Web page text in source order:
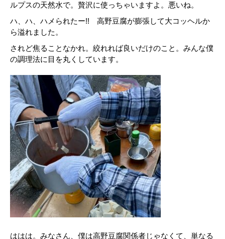
ルプスの天然水で。贅沢に使っちゃいますよ。悪いね。
ハ、ハ、ハメられたー!! 高野豆腐が膨張して大コッヘルか
ら溢れました。
されど焦ることなかれ。絞れれば良いだけのこと。みんな僕
の調理法に目を丸くしています。
ははは。みなさん、僕は高野豆腐関係者じゃなくて、単なる